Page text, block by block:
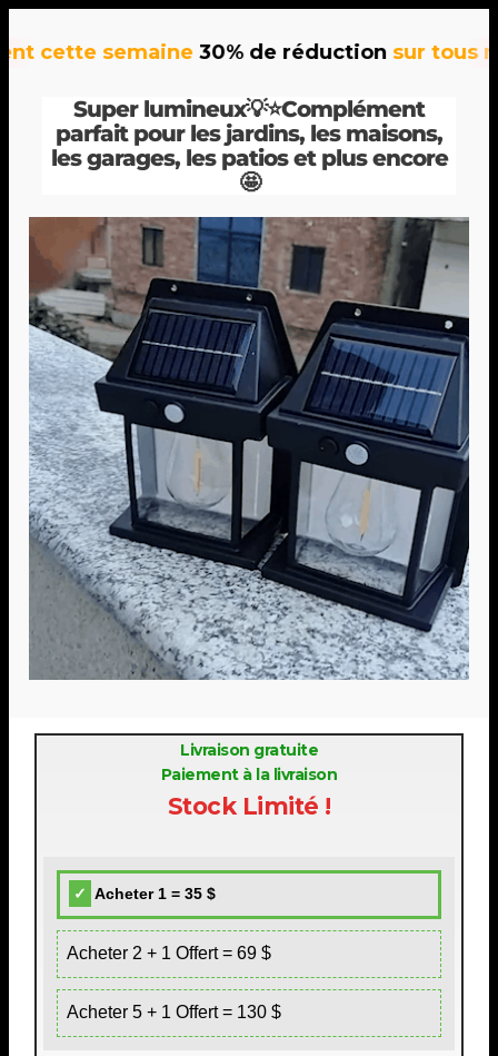
semaine30% de réductionsur tous nos
Super lumineux💡⭐Complément
parfait pour les jardins, les maisons,
les garages, les patios et plus encore
🤩
Livraison gratuite
Paiement à la livraison
Stock Limité !
Acheter 1 = 35 $
Acheter 2 + 1 Offert = 69 $
Acheter 5 + 1 Offert = 130 $